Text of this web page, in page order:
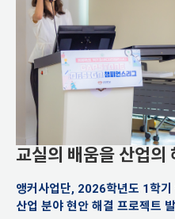
교실의 배움을 산업의
앵커사업단, 2026학년도 1학기
산업 분야 현안 해결 프로젝트